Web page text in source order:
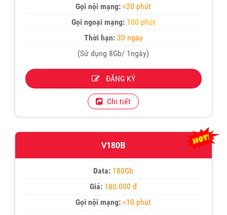
Gọi nội mạng: <20 phút
Gọi ngoại mạng: 100 phút
Thời hạn:30 ngày
(Sử dụng 8Gb/ 1ngày)
ĐĂNG KÝ
Chi tiết
V180B
Data: 180Gb
Giá: 180.000 đ
Gọi nội mạng: <10 phút